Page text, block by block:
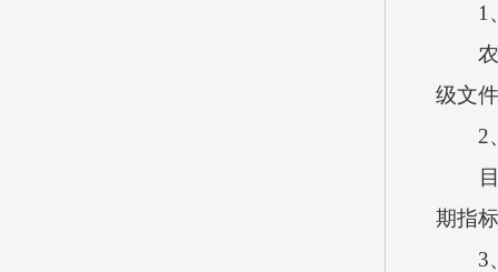
1、
农村
级文
2、
目标
期指
3、